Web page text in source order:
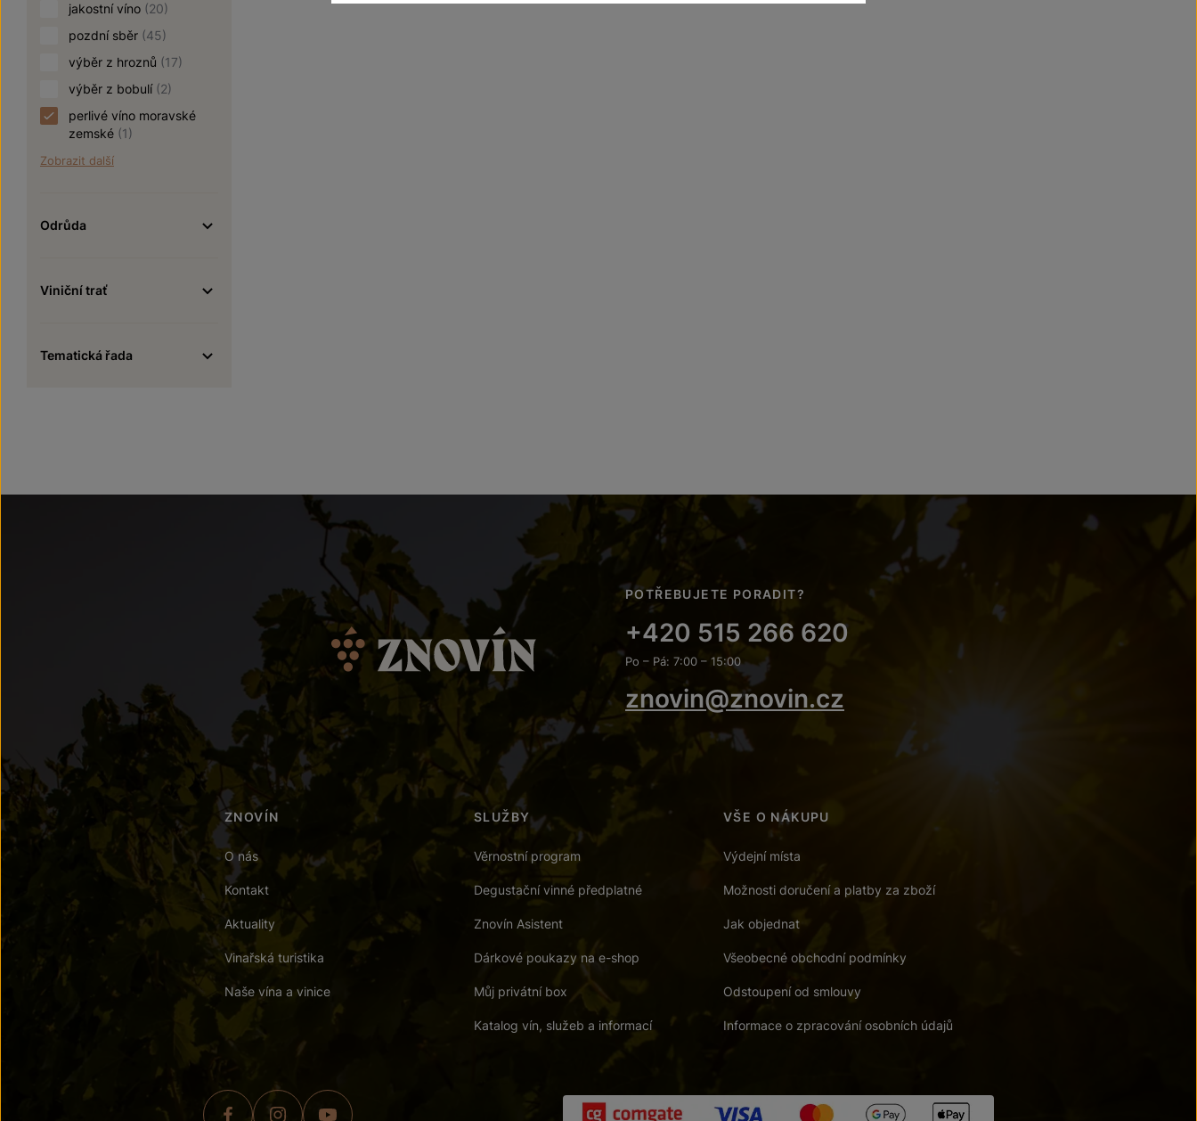
jakostní víno (20)
pozdní sběr (45)
výběr z hroznů (17)
výběr z bobulí (2)
perlivé víno moravské
zemské (1)
Zobrazit další
Odrůda
Viniční trať
Tematická řada
POTŘEBUJETE PORADIT?
+420 515 266 620
Po – Pá: 7:00 – 15:00
znovin@znovin.cz
ZNOVÍN
O nás
Kontakt
Aktuality
Vinařská turistika
Naše vína a vinice
SLUŽBY
Věrnostní program
Degustační vinné předplatné
Znovín Asistent
Dárkové poukazy na e-shop
Můj privátní box
Katalog vín, služeb a informací
VŠE O NÁKUPU
Výdejní místa
Možnosti doručení a platby za zboží
Jak objednat
Všeobecné obchodní podmínky
Odstoupení od smlouvy
Informace o zpracování osobních údajů